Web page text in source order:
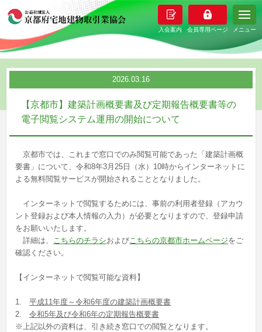
メニュー
2026.03.16
【京都市】建築計画概要書及び定期報告概要書等の
電子閲覧システム運用の開始について
京都市では、これまで窓口でのみ閲覧可能であった「建築計画概
要書」について、令和8年3月25日（水）10時からインターネットに
よる無料閲覧サービスが開始されることとなりました。
インターネットで閲覧するためには、事前の利用者登録（アカウ
ント登録および本人情報の入力）が必要となりますので、登録申請
をお願いいたします。
詳細は、
こちらのチラシおよび こちらの京都市ホームページをご
確認ください。
【インターネットで閲覧可能な資料】
1.平成11年度～令和6年度の建築計画概要書
2.令和5年及び令和6年の定期報告概要書
※上記以外の資料は、引き続き窓口での閲覧となります。